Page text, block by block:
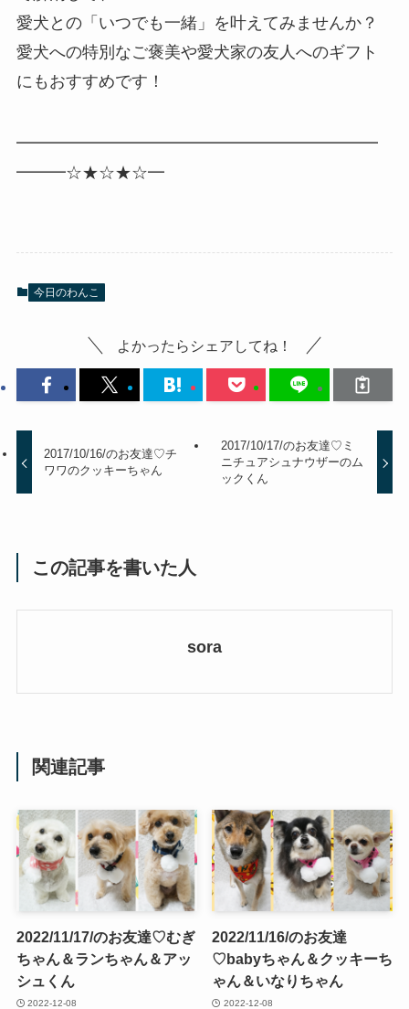
愛犬との「いつでも一緒」を叶えてみませんか？
愛犬への特別なご褒美や愛犬家の友人へのギフト
にもおすすめです！
━━━━━━━━━━━━━━━━━━━━━━
━━━☆★☆★☆━
今日のわんこ
よかったらシェアしてね！
2017/10/16/のお友達♡チ
ワワのクッキーちゃん
2017/10/17/のお友達♡ミ
ニチュアシュナウザーのム
ックくん
この記事を書いた人
sora
関連記事
2022/11/17/のお友達♡むぎ
ちゃん＆ランちゃん＆アッ
シュくん
2022-12-08
2022/11/16/のお友達
♡babyちゃん＆クッキーち
ゃん＆いなりちゃん
2022-12-08